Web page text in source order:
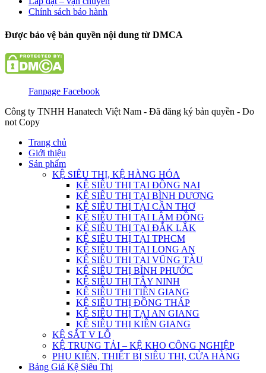
Chính sách bảo hành
Được bảo vệ bản quyền nội dung từ DMCA
Fanpage Facebook
Công ty TNHH Hanatech Việt Nam - Đã đăng ký bản quyền - Do
not Copy
Trang chủ
Giới thiệu
Sản phẩm
KỆ SIÊU THỊ, KỆ HÀNG HÓA
KỆ SIÊU THỊ TẠI ĐỒNG NAI
KỆ SIÊU THỊ TẠI BÌNH DƯƠNG
KỆ SIÊU THỊ TẠI CẦN THƠ
KỆ SIÊU THỊ TẠI LÂM ĐỒNG
KỆ SIÊU THỊ TẠI ĐẮK LẮK
KỆ SIÊU THỊ TẠI TPHCM
KỆ SIÊU THỊ TẠI LONG AN
KỆ SIÊU THỊ TẠI VŨNG TÀU
KỆ SIÊU THỊ BÌNH PHƯỚC
KỆ SIÊU THỊ TÂY NINH
KỆ SIÊU THỊ TIỀN GIANG
KỆ SIÊU THỊ ĐỒNG THÁP
KỆ SIÊU THỊ TẠI AN GIANG
KỆ SIÊU THỊ KIÊN GIANG
KỆ SẮT V LỖ
KỆ TRUNG TẢI – KỆ KHO CÔNG NGHIỆP
PHỤ KIỆN, THIẾT BỊ SIÊU THỊ, CỬA HÀNG
Bảng Giá Kệ Siêu Thị